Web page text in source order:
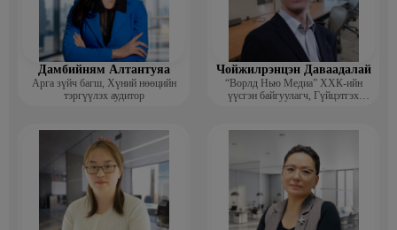
Дамбийням Алтантуяа
Арга зүйч багш, Хүний нөөцийн
тэргүүлэх аудитор
Чойжилрэнцэн Даваадалай
“Ворлд Нью Медиа” ХХК-ийн
үүсгэн байгуулагч, Гүйцэтгэх